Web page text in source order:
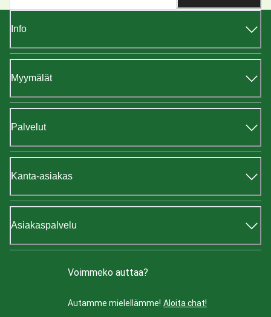
Info
Myymälät
Palvelut
Kanta-asiakas
Asiakaspalvelu
Voimmeko auttaa?
Autamme mielellämme! Aloita chat!